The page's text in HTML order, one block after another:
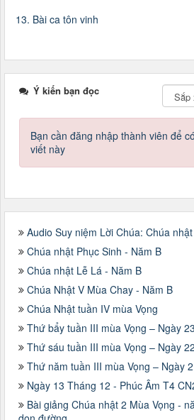
13. Bài ca tôn vinh
Ý kiến bạn đọc
Bạn cần đăng nhập thành viên để
viết này
Audio Suy niệm Lời Chúa: Chúa
Chúa nhật Phục Sinh - Năm B
Chúa nhật Lễ Lá - Năm B
Chúa Nhật V Mùa Chay - Năm B
Chúa Nhật tuần IV mùa Vọng
Thứ bẩy tuần III mùa Vọng – Ngày
Thứ sáu tuần III mùa Vọng – Ngày
Thứ năm tuần III mùa Vọng – Ngày
Ngày 13 Tháng 12 - Phúc Âm T4
Bài giảng Chúa nhật 2 Mùa Vọng -